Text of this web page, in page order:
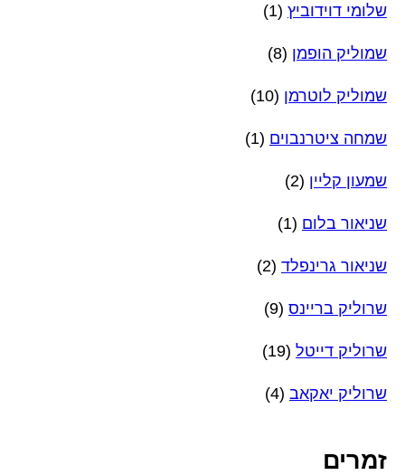
שלומי דוידוביץ (1)
שמוליק הופמן (8)
שמוליק לוטרמן (10)
שמחה ציטרנבוים (1)
שמעון קליין (2)
שניאור בלום (1)
שניאור גרינפלד (2)
שרוליק בריינס (9)
שרוליק דייטל (19)
שרוליק יאקאב (4)
זמרים